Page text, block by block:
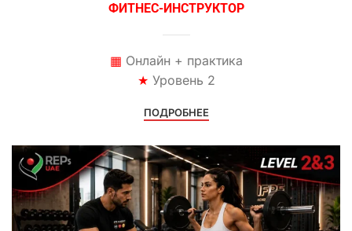
ФИТНЕС-ИНСТРУКТОР
▦ Онлайн + практика
★ Уровень 2
ПОДРОБНЕЕ